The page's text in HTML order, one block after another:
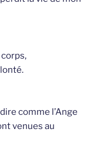
comme l’Ange
venues au